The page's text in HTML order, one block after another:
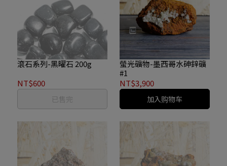
滾石系列-黑曜石 200g
NT$600
已售完
螢光礦物-墨西哥水砷鋅礦
#1
NT$3,900
加入购物车